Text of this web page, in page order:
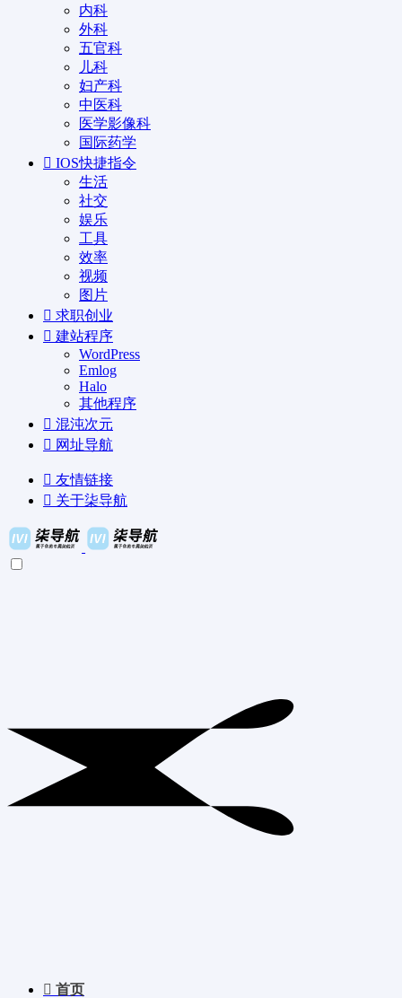
内科
外科
五官科
儿科
妇产科
中医科
医学影像科
国际药学
IOS快捷指令
生活
社交
娱乐
工具
效率
视频
图片
求职创业
建站程序
WordPress
Emlog
Halo
其他程序
混沌次元
网址导航
友情链接
关于柒导航
首页